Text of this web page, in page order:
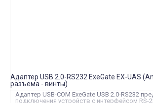
Адаптер USB 2.0-RS232 ExeGate EX-UAS
разъема - винты)
Адаптер USB-COM ExeGate USB 2.0-RS232
подключения устройств с интерфейсом RS-